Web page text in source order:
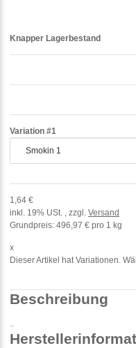
Variation #1
1,64 €
inkl. 19% USt. , zzgl. Versand
Grundpreis: 496,97 € pro 1 kg
x
Dieser Artikel hat Variationen.
Knapper Lagerbestand
Beschreibung
..